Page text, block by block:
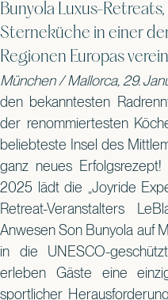
Bunyola Luxus-
Sterneküche in einer
Regionen Europas
München / Mallorca, 29.
den bekanntesten
der renommiertesten
beliebteste Insel des
ganz neues
2025 lädt die „Joyride
Retreat-Veranstalters
Anwesen Son Bunyola auf
in die UNESCO-
erleben Gäste eine
sportlicher